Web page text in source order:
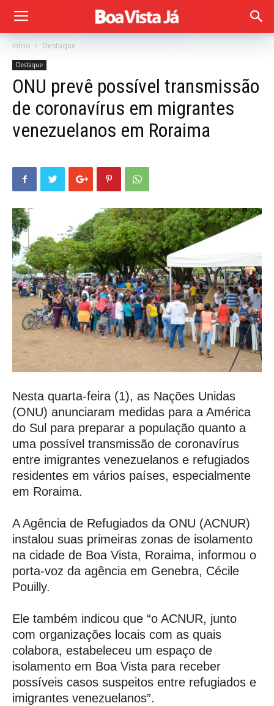
Início Destaque
Destaque
ONU prevê possível transmissão
de coronavírus em migrantes
venezuelanos em Roraima
Nesta quarta-feira (1), as Nações Unidas
(ONU) anunciaram medidas para a América
do Sul para preparar a população quanto a
uma possível transmissão de coronavírus
entre imigrantes venezuelanos e refugiados
residentes em vários países, especialmente
em Roraima.
A Agência de Refugiados da ONU (ACNUR)
instalou suas primeiras zonas de isolamento
na cidade de Boa Vista, Roraima, informou o
porta-voz da agência em Genebra, Cécile
Pouilly.
Ele também indicou que “o ACNUR, junto
com organizações locais com as quais
colabora, estabeleceu um espaço de
isolamento em Boa Vista para receber
possíveis casos suspeitos entre refugiados e
imigrantes venezuelanos”.